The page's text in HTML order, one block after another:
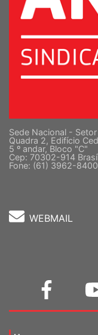
Sede Nacional -
Quadra 2, Edifício
5 º andar, Bloco "C"
Cep: 70302-914
Fone: (61) 3962-8400
WEBMAIL